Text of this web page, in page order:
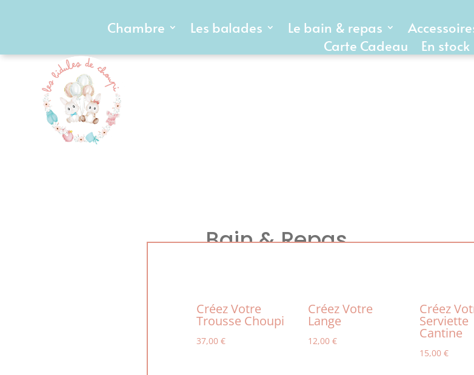
Chambre Les balades Le bain & repas
Carte Cadeau
En stock
Bain & Repas
Créez Votre
Trousse Choupi
37,00 €
Créez Votre
Lange
12,00€
Créez
Serviette
Cantine
15,00€